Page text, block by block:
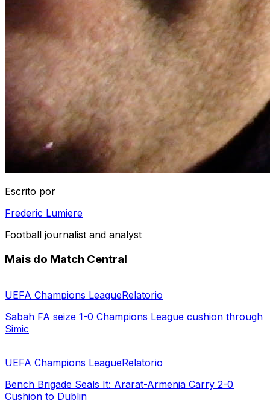
Escrito por
Frederic Lumiere
Football journalist and analyst
Mais do Match Central
UEFA Champions LeagueRelatorio
Sabah FA seize 1-0 Champions League cushion through
Simic
UEFA Champions LeagueRelatorio
Bench Brigade Seals It: Ararat-Armenia Carry 2-0
Cushion to Dublin